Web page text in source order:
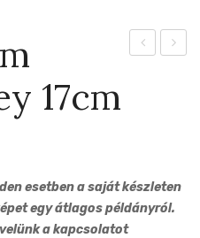
17cm
esetben a saját készleten
egy átlagos példányról.
a kapcsolatot